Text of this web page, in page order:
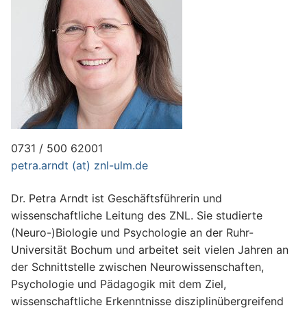
0731 / 500 62001
petra.arndt (at) znl-ulm.de
Dr. Petra Arndt ist Geschäftsführerin und
wissenschaftliche Leitung des ZNL. Sie studierte
(Neuro-)Biologie und Psychologie an der Ruhr-
Universität Bochum und arbeitet seit vielen Jahren an
der Schnittstelle zwischen Neurowissenschaften,
Psychologie und Pädagogik mit dem Ziel,
wissenschaftliche Erkenntnisse disziplinübergreifend